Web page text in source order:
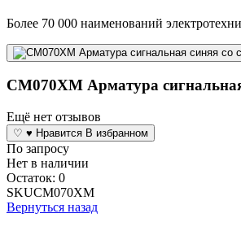
Более 70 000 наименований
CM070XM Арматура
Ещё нет отзывов
♡ ♥ Нравится В избранном
По запросу
Нет в наличии
Остаток: 0
SKUCM070XM
Вернуться назад